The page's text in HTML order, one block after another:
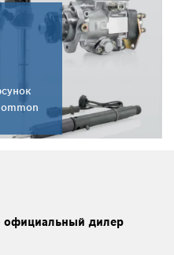
официальный дилер